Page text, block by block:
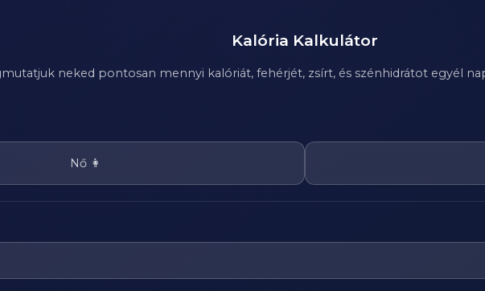
Kalória Kalkulátor
neked pontosan mennyi kalóriát, fehérjét, zsírt, és szénhidrátot egyél
Nő 👩